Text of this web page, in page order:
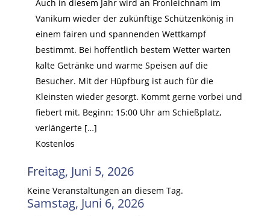
Auch in diesem Jahr wird an Fronleichnam im
Vanikum wieder der zukünftige Schützenkönig in
einem fairen und spannenden Wettkampf
bestimmt. Bei hoffentlich bestem Wetter warten
kalte Getränke und warme Speisen auf die
Besucher. Mit der Hüpfburg ist auch für die
Kleinsten wieder gesorgt. Kommt gerne vorbei und
fiebert mit. Beginn: 15:00 Uhr am Schießplatz,
verlängerte […]
Kostenlos
Freitag, Juni 5, 2026
Keine Veranstaltungen an diesem Tag.
Samstag, Juni 6, 2026